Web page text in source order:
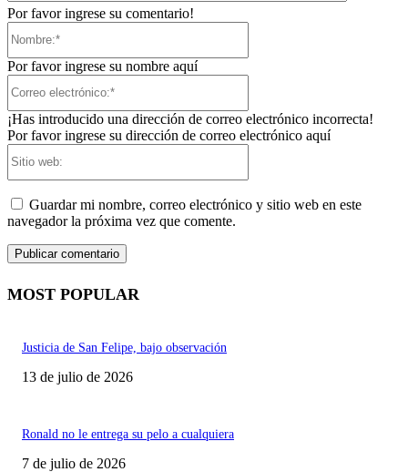
Por favor ingrese su comentario!
Por favor ingrese su nombre aquí
¡Has introducido una dirección de correo electrónico incorrecta!
Por favor ingrese su dirección de correo electrónico aquí
Guardar mi nombre, correo electrónico y sitio web en este
navegador la próxima vez que comente.
MOST POPULAR
Justicia de San Felipe, bajo observación
13 de julio de 2026
Ronald no le entrega su pelo a cualquiera
7 de julio de 2026